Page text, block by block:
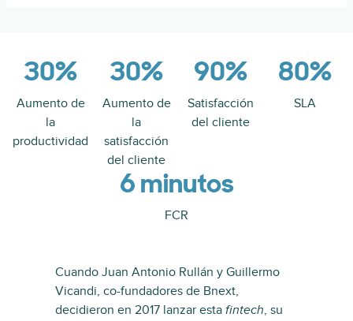
30%
Aumento de
la
productividad
30%
Aumento de
la
satisfacción
del cliente
90%
Satisfacción
del cliente
80%
SLA
6 minutos
FCR
Cuando Juan Antonio Rullán y Guillermo
Vicandi, co-fundadores de Bnext,
decidieron en 2017 lanzar esta fintech, su